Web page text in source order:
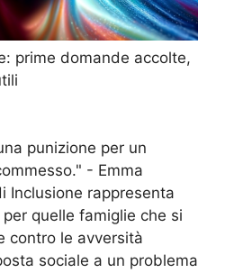
prime domande accolte,
punizione per un
- Emma
Inclusione rappresenta
quelle famiglie che si
contro le avversità
sociale a un problema